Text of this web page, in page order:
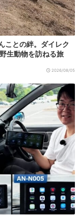
ことの絆。ダイレク
生動物を訪ねる旅
2026/08/05